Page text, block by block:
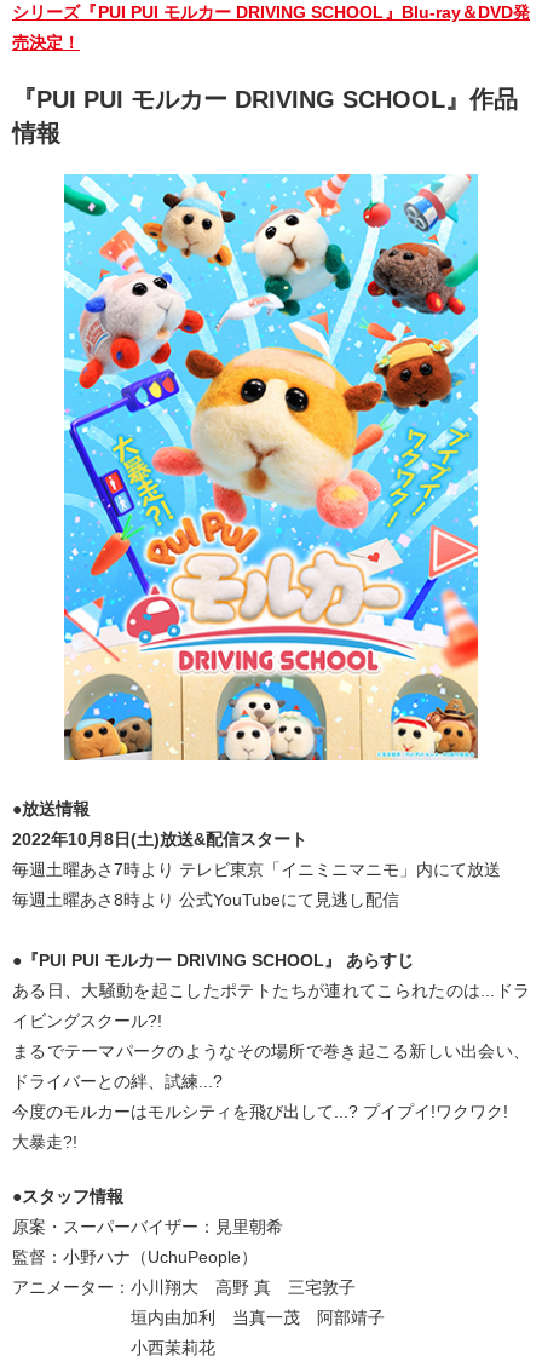
シリーズ『PUI PUI モルカー DRIVING SCHOOL』Blu-ray＆DVD発
売決定！
『PUI PUI モルカー DRIVING SCHOOL』作品
情報
●放送情報
2022年10月8日(土)放送&配信スタート
毎週土曜あさ7時より テレビ東京「イニミニマニモ」内にて放送
毎週土曜あさ8時より 公式YouTubeにて見逃し配信
●『PUI PUI モルカー DRIVING SCHOOL』 あらすじ
ある日、大騒動を起こしたポテトたちが連れてこられたのは...ドラ
イビングスクール?!
まるでテーマパークのようなその場所で巻き起こる新しい出会い、
ドライバーとの絆、試練...?
今度のモルカーはモルシティを飛び出して...? プイプイ!ワクワク!
大暴走?!
●スタッフ情報
原案・スーパーバイザー：見里朝希
監督：小野ハナ（UchuPeople）
アニメーター：小川翔大 高野 真 三宅敦子
垣内由加利 当真一茂 阿部靖子
小西茉莉花